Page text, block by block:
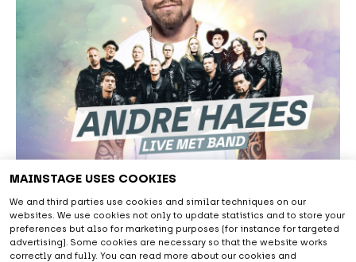
MAINSTAGE USES COOKIES
We and third parties use cookies and similar techniques on our
websites. We use cookies not only to update statistics and to store your
preferences but also for marketing purposes (for instance for targeted
advertising). Some cookies are necessary so that the website works
correctly and fully. You can read more about our cookies and
De zanger zal deze dag samen met zijn band
optreden voor ongeveer duizend bezoekers die
allemaal een zitplaats krijgen. De zaal is geheel
ingericht op de 1,5 meter zodat alle fans